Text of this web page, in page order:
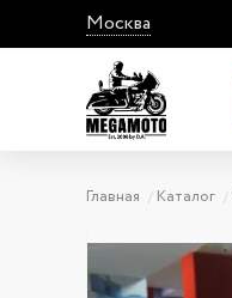
Москва
Главная Каталог